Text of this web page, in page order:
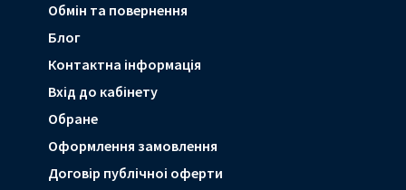
Обмін та повернення
Блог
Контактна інформація
Вхід до кабінету
Обране
Оформлення замовлення
Договір публічноі оферти